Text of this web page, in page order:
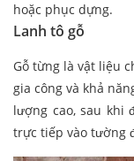
hoặc phục dựng.
Lanh tô gỗ
Gỗ từng là vật liệu
gia công và khả
lượng cao, sau khi
trực tiếp vào tường